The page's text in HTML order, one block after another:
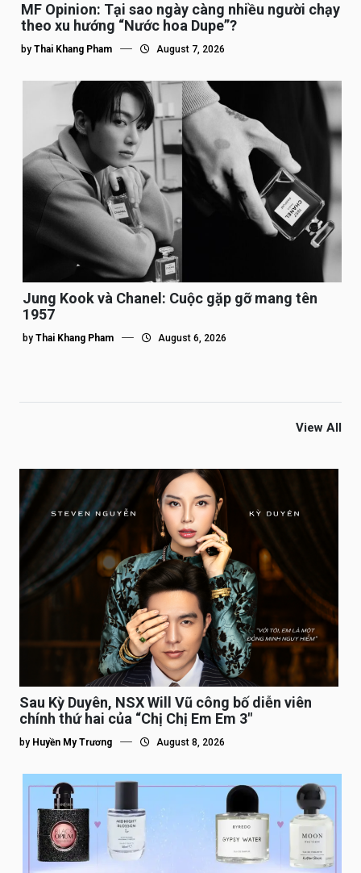
MF Opinion: Tại sao ngày càng nhiều người chạy
theo xu hướng “Nước hoa Dupe”?
by Thai Khang Pham August 7, 2026
Jung Kook và Chanel: Cuộc gặp gỡ mang tên
1957
by Thai Khang Pham August 6, 2026
View All
Sau Kỳ Duyên, NSX Will Vũ công bố diễn viên
chính thứ hai của “Chị Chị Em Em 3″
by Huyền My Trương August 8, 2026